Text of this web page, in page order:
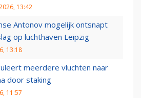
13:42
Antonov mogelijk ontsnapt
op luchthaven Leipzig
13:18
meerdere vluchten naar
door staking
11:57